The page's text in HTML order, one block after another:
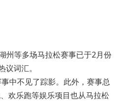
州等多场马拉松赛事已于2月份
词汇。
中不见了踪影。此外，赛事总
欢乐跑等娱乐项目也从马拉松